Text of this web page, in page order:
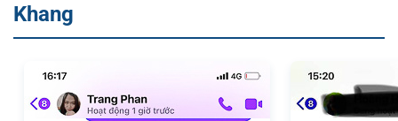
Khang